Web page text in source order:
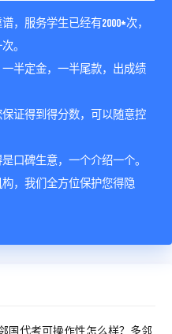
，服务学生已经有2000+次，
。
一半定金，一半尾款，出成绩
保证得到得分数，可以随意控
口碑生意，一个介绍一个。
构，我们全方位保护您得隐
国代考可操作性怎么样？多邻